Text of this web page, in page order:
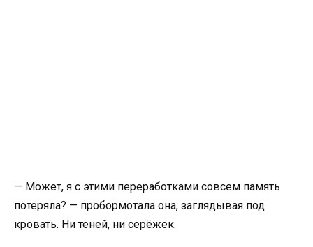
— Может, я с этими переработками совсем память
потеряла? — пробормотала она, заглядывая под
кровать. Ни теней, ни серёжек.